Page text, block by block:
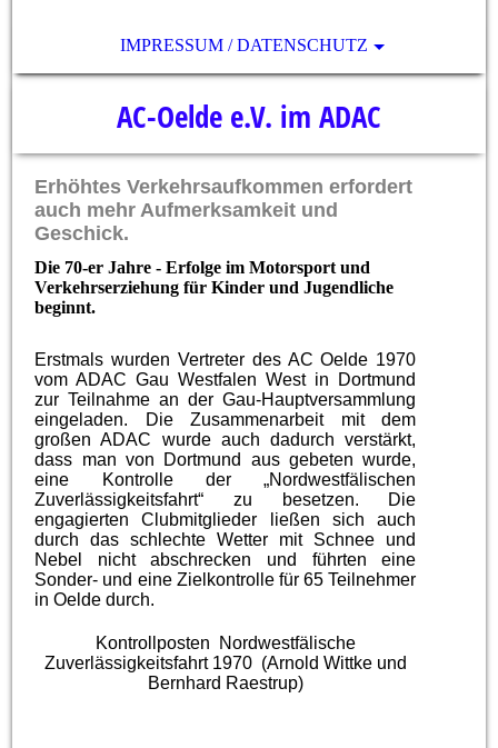
IMPRESSUM / DATENSCHUTZ
AC-Oelde e.V. im ADAC
Erhöhtes Verkehrsaufkommen erfordert
auch mehr Aufmerksamkeit und
Geschick.
Die 70-er Jahre - Erfolge im Motorsport und
Verkehrserziehung für Kinder und Jugendliche
beginnt.
Erstmals wurden Vertreter des AC Oelde 1970
vom ADAC Gau Westfalen West in Dortmund
zur Teilnahme an der Gau-Hauptversammlung
eingeladen. Die Zusammenarbeit mit dem
großen ADAC wurde auch dadurch verstärkt,
dass man von Dortmund aus gebeten wurde,
eine Kontrolle der „Nordwestfälischen
Zuverlässigkeitsfahrt“ zu besetzen. Die
engagierten Clubmitglieder ließen sich auch
durch das schlechte Wetter mit Schnee und
Nebel nicht abschrecken und führten eine
Sonder- und eine Zielkontrolle für 65 Teilnehmer
in Oelde durch.
Kontrollposten Nordwestfälische
Zuverlässigkeitsfahrt 1970 (Arnold Wittke und
Bernhard Raestrup)